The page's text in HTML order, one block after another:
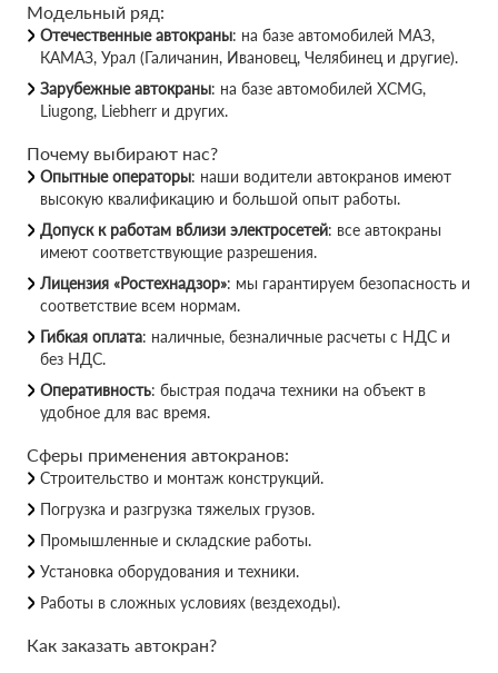
Модельный ряд:
Отечественные автокраны: на базе автомобилей МАЗ,
КАМАЗ, Урал (Галичанин, Ивановец, Челябинец и другие).
Зарубежные автокраны: на базе автомобилей XCMG,
Liugong, Liebherr и других.
Почему выбирают нас?
Опытные операторы: наши водители автокранов имеют
высокую квалификацию и большой опыт работы.
Допуск к работам вблизи электросетей: все автокраны
имеют соответствующие разрешения.
Лицензия «Ростехнадзор»: мы гарантируем безопасность и
соответствие всем нормам.
Гибкая оплата: наличные, безналичные расчеты с НДС и
без НДС.
Оперативность: быстрая подача техники на объект в
удобное для вас время.
Сферы применения автокранов:
Строительство и монтаж конструкций.
Погрузка и разгрузка тяжелых грузов.
Промышленные и складские работы.
Установка оборудования и техники.
Работы в сложных условиях (вездеходы).
Как заказать автокран?